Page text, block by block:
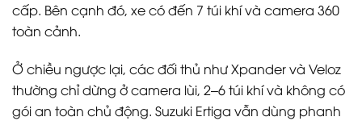
cấp. Bên cạnh đó, xe có đến 7 túi khí và camera 360
toàn cảnh.
Ở chiều ngược lại, các đối thủ như Xpander và Veloz
thường chỉ dừng ở camera lùi, 2–6 túi khí và không có
gói an toàn chủ động. Suzuki Ertiga vẫn dùng phanh